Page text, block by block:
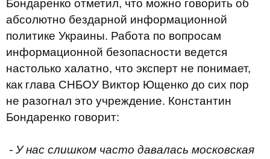
Бондаренко отметил, что можно говорить об
абсолютно бездарной информационной
политике Украины. Работа по вопросам
информационной безопасности ведется
настолько халатно, что эксперт не понимает,
как глава СНБОУ Виктор Ющенко до сих пор
не разогнал это учреждение. Константин
Бондаренко говорит:
- У нас слишком часто давалась московская